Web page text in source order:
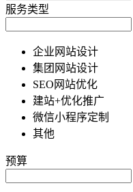
服务类型
企业网站设计
集团网站设计
SEO网站优化
建站+优化推广
微信小程序定制
其他
预算